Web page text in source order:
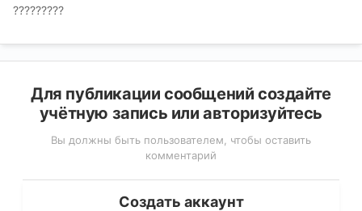
?????????
Для публикации сообщений создайте
учётную запись или авторизуйтесь
Вы должны быть пользователем, чтобы оставить
комментарий
Создать аккаунт